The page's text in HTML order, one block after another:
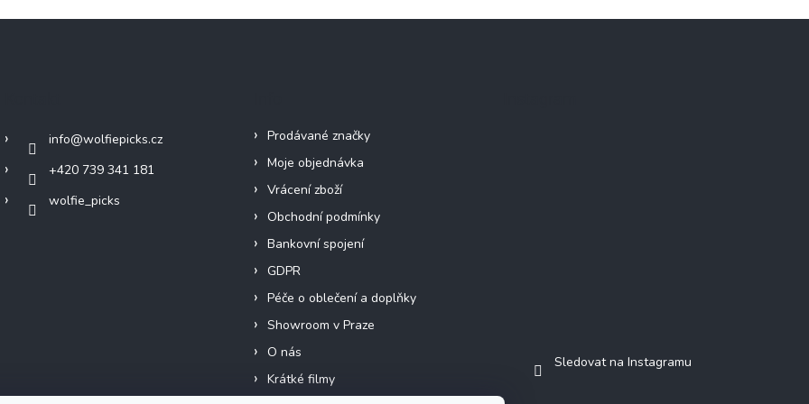
info@wolfiepicks.cz
+420 739 341 181
wolfie_picks
Prodávané značky
Moje objednávka
Vrácení zboží
Obchodní podmínky
Bankovní spojení
GDPR
Péče o oblečení a doplňky
Showroom v Praze
O nás
Krátké filmy
Sledovat na Instagramu